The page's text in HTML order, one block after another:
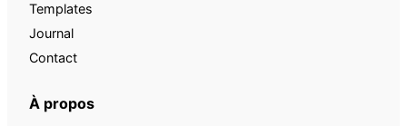
Templates
Journal
Contact
À propos